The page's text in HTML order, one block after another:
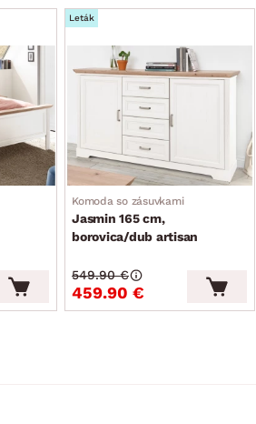
Leták
Komoda so zásuvkami
Jasmin 165 cm,
borovica/dub artisan
459.90 €
549.90 €